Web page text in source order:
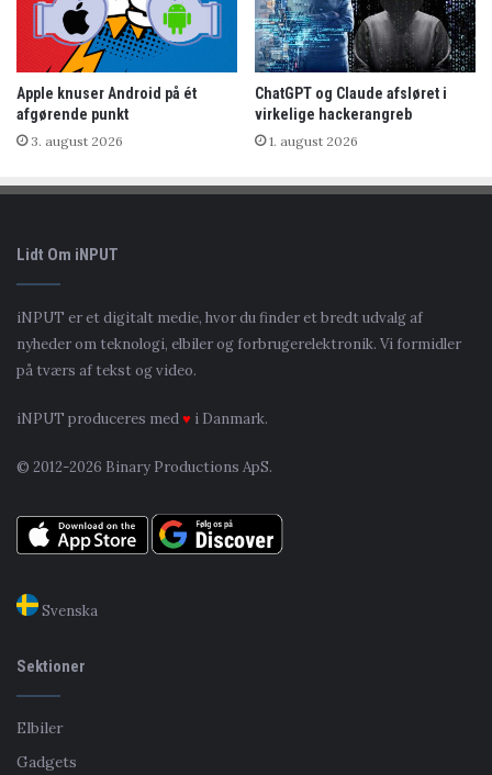
Apple knuser Android på ét
afgørende punkt
3. august 2026
ChatGPT og Claude afsløret i
virkelige hackerangreb
1. august 2026
Lidt Om iNPUT
iNPUT er et digitalt medie, hvor du finder et bredt udvalg af
nyheder om teknologi, elbiler og forbrugerelektronik. Vi formidler
på tværs af tekst og video.
iNPUT produceres med♥ i Danmark.
© 2012-2026 Binary Productions ApS.
Svenska
Sektioner
Elbiler
Gadgets